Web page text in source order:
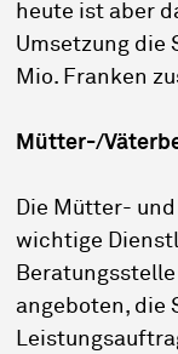
heute ist aber
Umsetzung die
Mio. Franken
Mütter-/
Die Mütter-
wichtige
angeboten, die